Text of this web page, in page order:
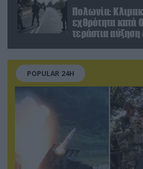
Πολωνία:
εχθρότητα κατά
τεράστια αύξηση
POPULAR 24H